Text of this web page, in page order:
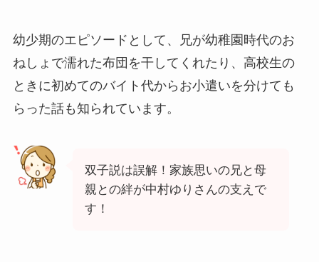
幼少期のエピソードとして、兄が幼稚園時代のお
ねしょで濡れた布団を干してくれたり、高校生の
ときに初めてのバイト代からお小遣いを分けても
らった話も知られています。
双子説は誤解！家族思いの兄と母
親との絆が中村ゆりさんの支えで
す！